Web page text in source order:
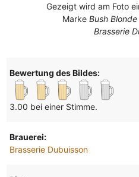
Gezeigt wird am Foto
MarkeBush Blonde
Brasserie
Bewertung des Bildes:
3.00 bei einer Stimme.
Brauerei:
Brasserie Dubuisson